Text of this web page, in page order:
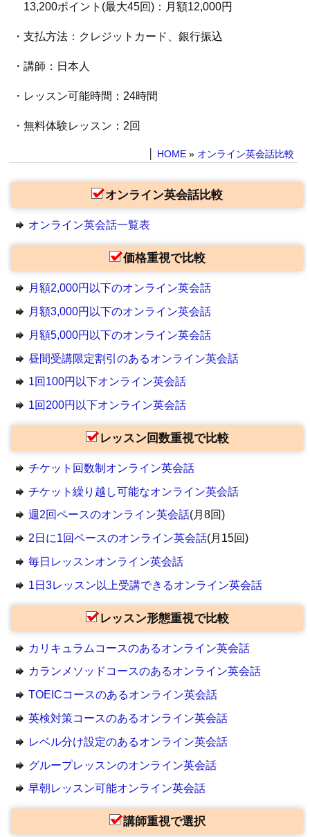
13,200ポイント(最大45回)：月額12,000円
・支払方法：クレジットカード、銀行振込
・講師：日本人
・レッスン可能時間：24時間
・無料体験レッスン：2回
HOME » オンライン英会話比較
オンライン英会話比較
オンライン英会話一覧表
価格重視で比較
月額2,000円以下のオンライン英会話
月額3,000円以下のオンライン英会話
月額5,000円以下のオンライン英会話
昼間受講限定割引のあるオンライン英会話
1回100円以下オンライン英会話
1回200円以下オンライン英会話
レッスン回数重視で比較
チケット回数制オンライン英会話
チケット繰り越し可能なオンライン英会話
週2回ペースのオンライン英会話(月8回)
2日に1回ペースのオンライン英会話(月15回)
毎日レッスンオンライン英会話
1日3レッスン以上受講できるオンライン英会話
レッスン形態重視で比較
カリキュラムコースのあるオンライン英会話
カランメソッドコースのあるオンライン英会話
TOEICコースのあるオンライン英会話
英検対策コースのあるオンライン英会話
レベル分け設定のあるオンライン英会話
グループレッスンのオンライン英会話
早朝レッスン可能オンライン英会話
講師重視で選択